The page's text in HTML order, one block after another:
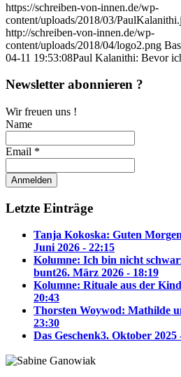
https://schreiben-von-innen.de/wp-
content/uploads/2018/03/
http://schreiben-von-innen.de/wp-
content/uploads/2018/04/logo2.png
04-11 19:53:08Paul Kalanithi: Bevor
Newsletter abonnieren ?
Wir freuen uns !
Name
Email *
Letzte Einträge
Tanja Kokoska: Guten
Juni 2026 - 22:15
Kolumne: Ich bin nicht
bunt26. März 2026 - 18:19
Kolumne: Rituale aus der
20:43
Thorsten Woywod: Mathilde
23:30
Das Geschenk3. Oktober 2025